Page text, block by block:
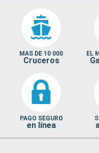
MAS DE 10 000
Cruceros
EL
PAGO SEGURO
en línea